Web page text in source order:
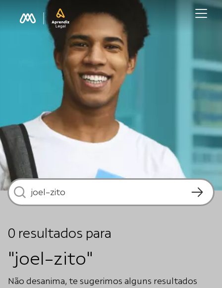
0 resultados para
"joel-zito"
Não desanima, te sugerimos alguns resultados